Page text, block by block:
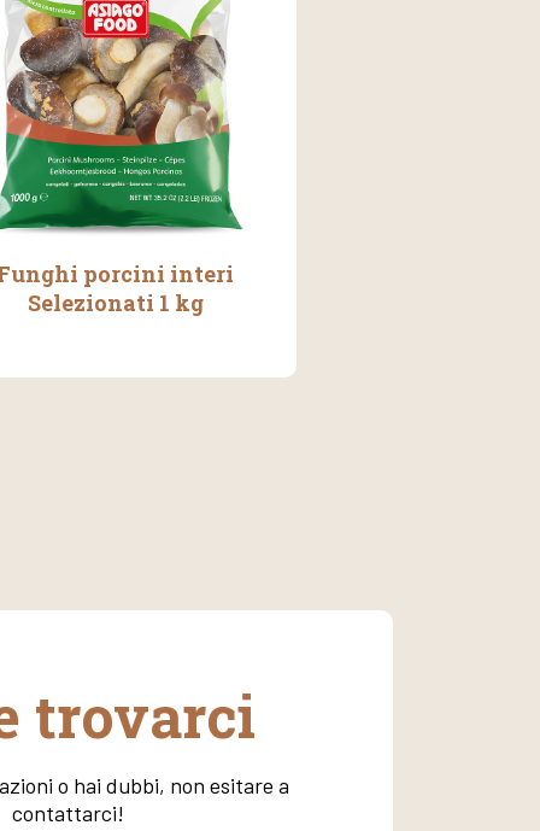
porcini interi
Selezionati 1 kg
trovarci
o hai dubbi, non esitare a
contattarci!